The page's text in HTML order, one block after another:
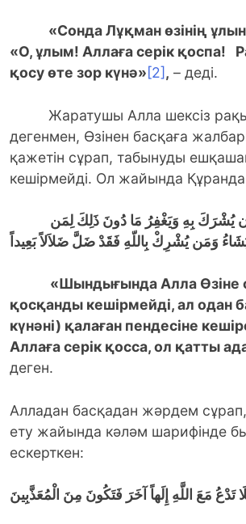
«Сонда Лұқман өзінің
«О, ұлым! Аллаға серік қоспа!
қосу өте зор күнә»[2], – деді.
Жаратушы Алла шексіз
дегенмен, Өзінен басқаға
қажетін сұрап, табынуды
кешірмейді. Ол жайында
أَن يُشْرَكَ بِهِ وَيَغْفِرُ مَا دُونَ ذَلِكَ لِمَن
وَمَن يُشْرِكْ بِاللّهِ فَقَدْ ضَلَّ ضَلاَلاً بَعِيداً
«Шындығында Алла Өзіне
қосқанды кешірмейді, ал одан
күнәні) қалаған пендесіне
Аллаға серік қосса, ол қатты
деген.
Алладан басқадан жәрдем
ету жайында кәләм шарифінде
ескерткен:
تَدْعُ مَعَ اللَّهِ إِلَهاً آخَرَ فَتَكُونَ مِنَ الْمُعَذَّبِينَ